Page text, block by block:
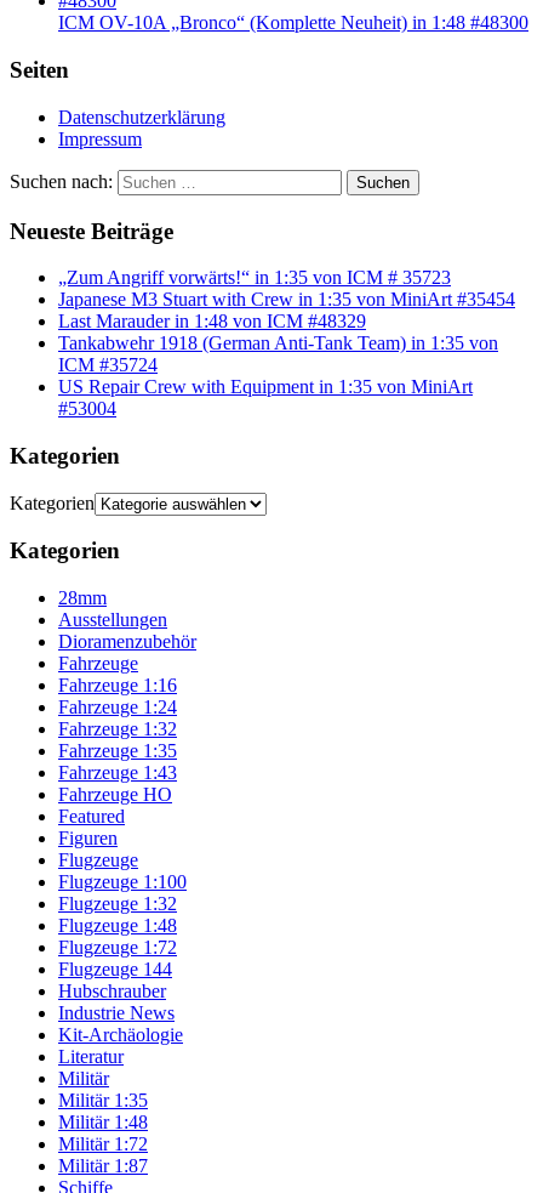
ICM OV-10A „Bronco“ (Komplette Neuheit) in 1:48 #48300
Seiten
Datenschutzerklärung
Impressum
Suchen nach: Suchen
Neueste Beiträge
„Zum Angriff vorwärts!“ in 1:35 von ICM # 35723
Japanese M3 Stuart with Crew in 1:35 von MiniArt #35454
Last Marauder in 1:48 von ICM #48329
Tankabwehr 1918 (German Anti-Tank Team) in 1:35 von
ICM #35724
US Repair Crew with Equipment in 1:35 von MiniArt
#53004
Kategorien
Kategorien
Kategorien
28mm
Ausstellungen
Dioramenzubehör
Fahrzeuge
Fahrzeuge 1:16
Fahrzeuge 1:24
Fahrzeuge 1:32
Fahrzeuge 1:35
Fahrzeuge 1:43
Fahrzeuge HO
Featured
Figuren
Flugzeuge
Flugzeuge 1:100
Flugzeuge 1:32
Flugzeuge 1:48
Flugzeuge 1:72
Flugzeuge 144
Hubschrauber
Industrie News
Kit-Archäologie
Literatur
Militär
Militär 1:35
Militär 1:48
Militär 1:72
Militär 1:87
Schiffe